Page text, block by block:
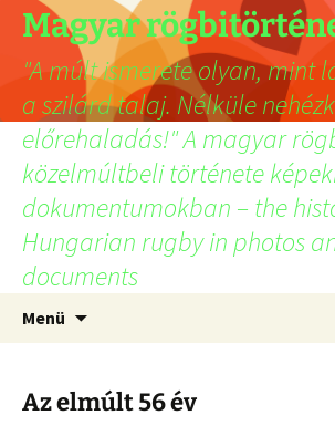
Ugrás
tartalomhoz
Magyar
"A múlt ismerete olyan, mint
a szilárd talaj. Nélküle
előrehaladás!" A magyar
közelmúltbeli története
dokumentumokban – the
Hungarian rugby in photos
documents
Menü
Az elmúlt 56 év